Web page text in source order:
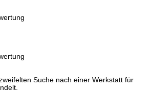
Suche nach einer Werkstatt für